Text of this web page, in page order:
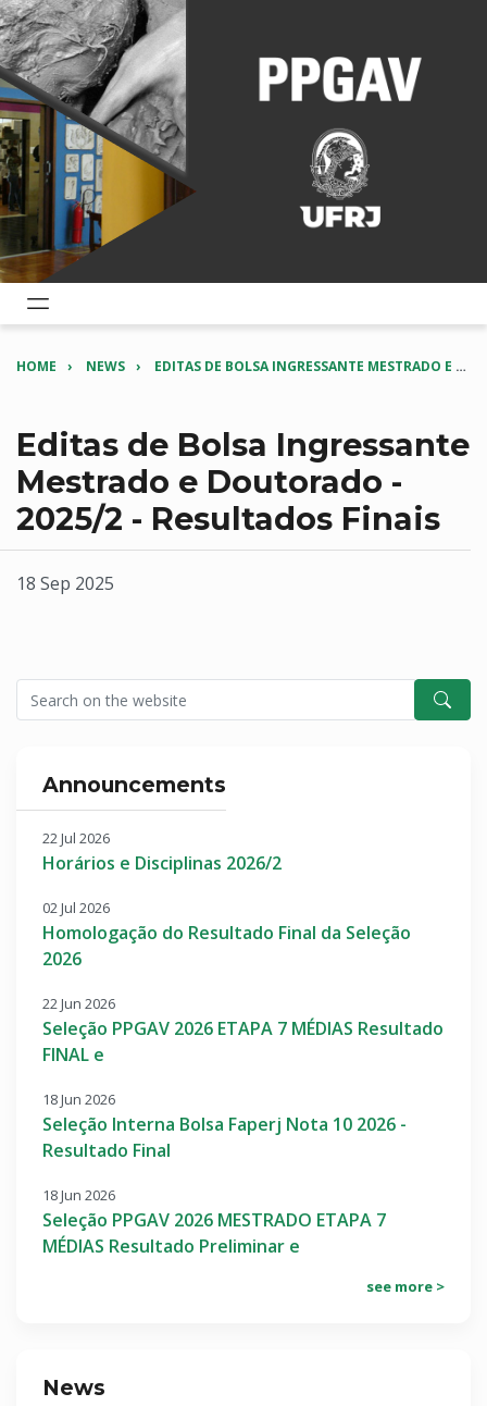
HOME NEWS EDITAS DE BOLSA INGRESSANTE MESTRADO E DOUTORADO - 2025/2 - RESULTADOS FINAIS
Editas de Bolsa Ingressante
Mestrado e Doutorado -
2025/2 - Resultados Finais
18 Sep 2025
Announcements
22 Jul 2026
Horários e Disciplinas 2026/2
02 Jul 2026
Homologação do Resultado Final da Seleção
2026
22 Jun 2026
Seleção PPGAV 2026 ETAPA 7 MÉDIAS Resultado
FINAL e
18 Jun 2026
Seleção Interna Bolsa Faperj Nota 10 2026 -
Resultado Final
18 Jun 2026
Seleção PPGAV 2026 MESTRADO ETAPA 7
MÉDIAS Resultado Preliminar e
see more >
News